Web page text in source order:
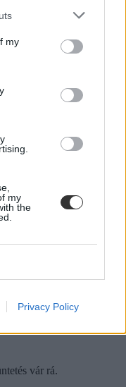
my
my
the
Privacy Policy
vár rá.